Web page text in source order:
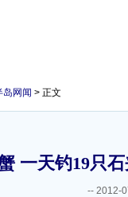
岛网闻 > 正文
一天钓19只
-- 2012-